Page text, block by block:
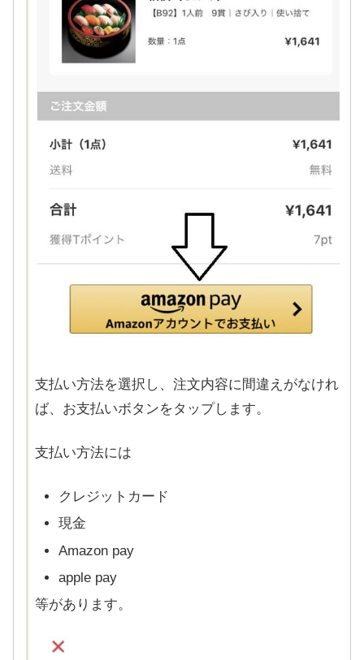
支払い方法を選択し、注文内容に間違えがなけれ
ば、お支払いボタンをタップします。
支払い方法には
クレジットカード
現金
Amazon pay
apple pay
等があります。